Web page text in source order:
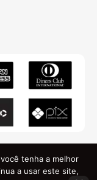
tenha a melhor
a usar este site,